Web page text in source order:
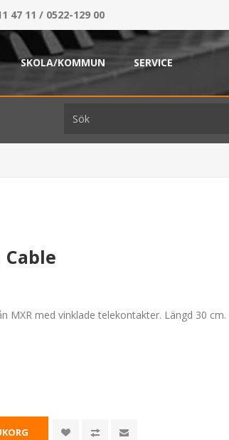
47 11 / 0522-129 00
SKOLA/KOMMUN SERVICE
Cable
MXR med vinklade telekontakter. Längd 30 cm.